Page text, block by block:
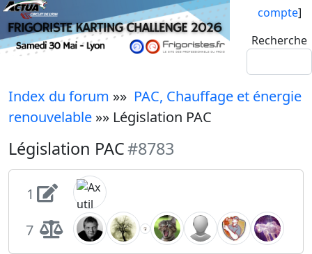
compte]
Recherche
Index du forum »» PAC, Chauffage et énergie
renouvelable »» Législation PAC
Législation PAC#8783
1
7